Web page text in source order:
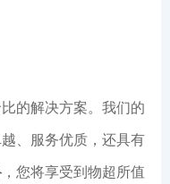
的解决方案。我们的
、服务优质，还具有
，您将享受到物超所值